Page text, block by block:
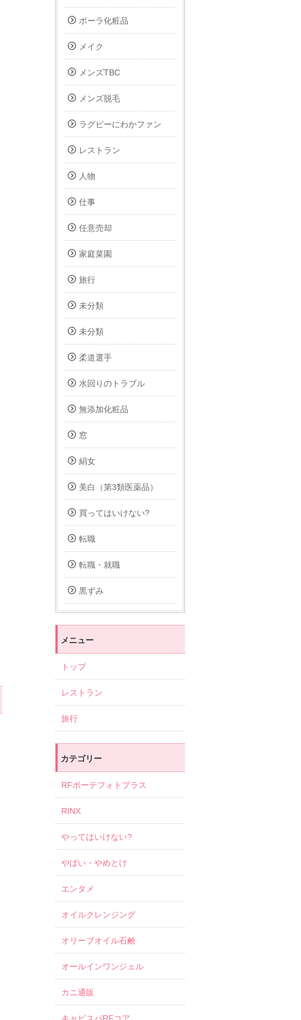
ポーラ化粧品
メイク
メンズTBC
メンズ脱毛
ラグビーにわかファン
レストラン
人物
仕事
任意売却
家庭菜園
旅行
未分類
未分類
柔道選手
水回りのトラブル
無添加化粧品
窓
絹女
美白（第3類医薬品）
買ってはいけない?
転職
転職・就職
黒ずみ
メニュー
トップ
レストラン
旅行
カテゴリー
RFボーテフォトプラス
RINX
やってはいけない?
やばい・やめとけ
エンタメ
オイルクレンジング
オリーブオイル石鹸
オールインワンジェル
カニ通販